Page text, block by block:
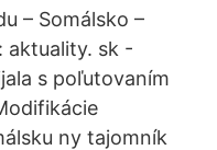
– Somálsko –
aktuality. sk -
s poľutovaním
ny tajomník